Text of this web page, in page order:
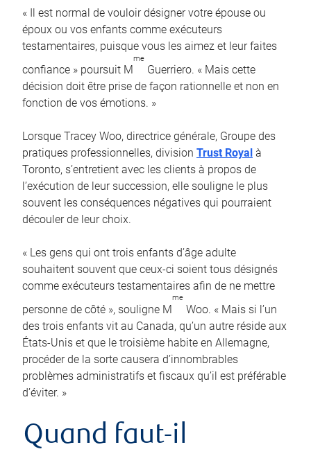
« Il est normal de vouloir désigner votre épouse ou
époux ou vos enfants comme exécuteurs
testamentaires, puisque vous les aimez et leur faites
confiance » poursuit M
me
Guerriero. « Mais cette
décision doit être prise de façon rationnelle et non en
fonction de vos émotions. »
Lorsque Tracey Woo, directrice générale, Groupe des
pratiques professionnelles, division Trust Royal à
Toronto, s’entretient avec les clients à propos de
l’exécution de leur succession, elle souligne le plus
souvent les conséquences négatives qui pourraient
découler de leur choix.
« Les gens qui ont trois enfants d’âge adulte
souhaitent souvent que ceux-ci soient tous désignés
comme exécuteurs testamentaires afin de ne mettre
personne de côté », souligne M
me
Woo. « Mais si l’un
des trois enfants vit au Canada, qu’un autre réside aux
États-Unis et que le troisième habite en Allemagne,
procéder de la sorte causera d’innombrables
problèmes administratifs et fiscaux qu’il est préférable
d’éviter. »
Quand faut-il